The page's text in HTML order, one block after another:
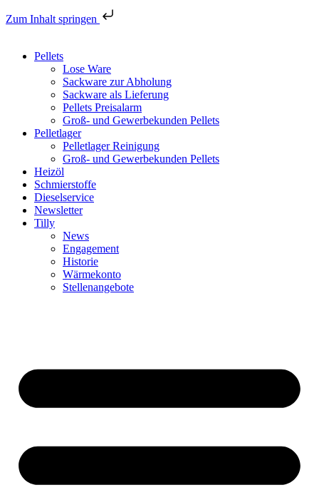
Zum Inhalt springen
Pellets
Lose Ware
Sackware zur Abholung
Sackware als Lieferung
Pellets Preisalarm
Groß- und Gewerbekunden Pellets
Pelletlager
Pelletlager Reinigung
Groß- und Gewerbekunden Pellets
Heizöl
Schmierstoffe
Dieselservice
Newsletter
Tilly
News
Engagement
Historie
Wärmekonto
Stellenangebote